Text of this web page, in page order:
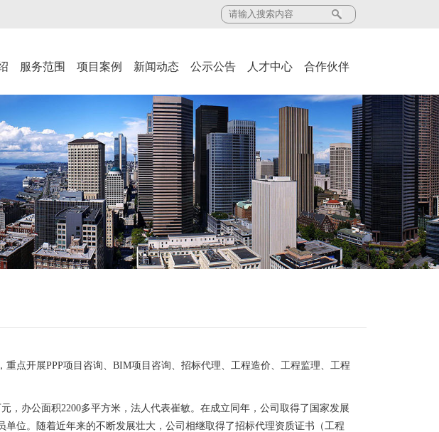
服务范围 项目案例 新闻动态 公示公告 人才中心 合作伙伴
点开展PPP项目咨询、BIM项目咨询、招标代理、工程造价、工程监理、工程
，办公面积2200多平方米，法人代表崔敏。在成立同年，公司取得了国家发展
位。随着近年来的不断发展壮大，公司相继取得了招标代理资质证书（工程